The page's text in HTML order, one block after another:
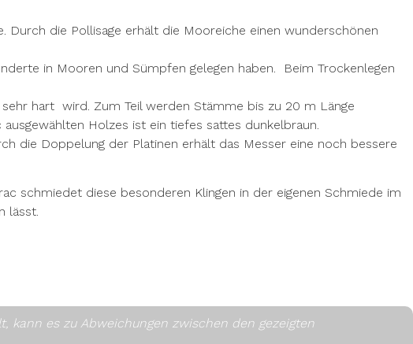
die Pollisage erhält die Mooreiche einen wunderschönen
in Mooren und Sümpfen gelegen haben. Beim Trockenlegen
hart wird. Zum Teil werden Stämme bis zu 20 m Länge
Holzes ist ein tiefes sattes dunkelbraun.
die Doppelung der Platinen erhält das Messer eine noch bessere
schmiedet diese besonderen Klingen in der eigenen Schmiede im
lässt.
kann es zu Abweichungen zwischen den gezeigten